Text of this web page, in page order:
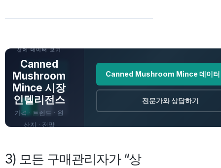
전체 데이터 보기
Canned
Mushroom
Mince 시장
인텔리전스
가격 · 트렌드 · 원
산지 · 전망
Canned Mushroom Mince 데이터
전문가와 상담하기
3) 모든 구매관리자가 “상